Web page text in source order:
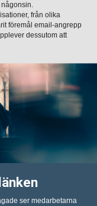
från olika
föremål email-angrepp
dessutom att
ser medarbetarna